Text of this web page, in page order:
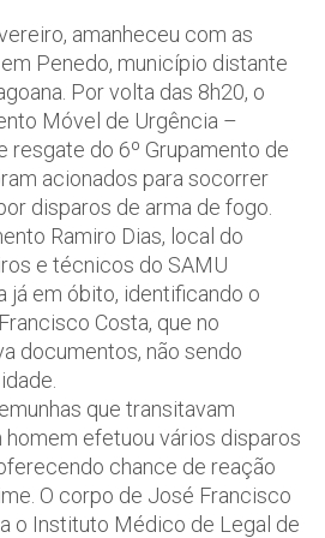
amanheceu com as
Penedo, município distante
Por volta das 8h20, o
Móvel de Urgência –
resgate do 6º Grupamento de
acionados para socorrer
disparos de arma de fogo.
Ramiro Dias, local do
e técnicos do SAMU
já em óbito, identificando o
Costa, que no
documentos, não sendo
que transitavam
homem efetuou vários disparos
chance de reação
O corpo de José Francisco
o Instituto Médico de Legal de